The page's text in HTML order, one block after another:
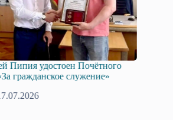
Госдума приняла в первом чтении
законопроект о поддержке развития